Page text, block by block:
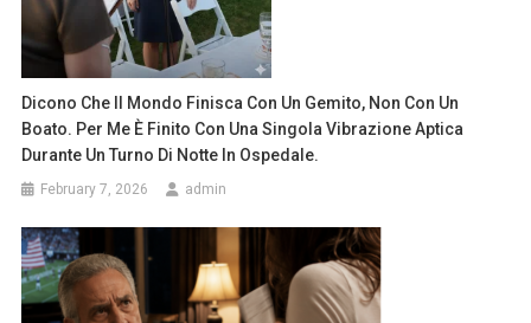
Dicono Che Il Mondo Finisca Con Un Gemito, Non Con Un
Boato. Per Me È Finito Con Una Singola Vibrazione Aptica
Durante Un Turno Di Notte In Ospedale.
February 7, 2026 admin